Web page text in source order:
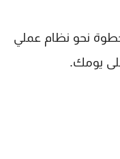
نحو نظام عملي
يومك.